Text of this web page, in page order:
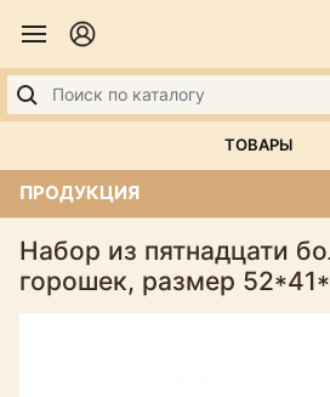
ТОВАРЫ
ПРОДУКЦИЯ
Набор из пятнадцати
горошек, размер